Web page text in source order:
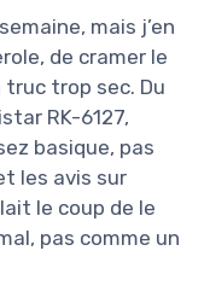
mais j’en
de cramer le
trop sec. Du
RK-6127,
basique, pas
les avis sur
le coup de le
pas comme un